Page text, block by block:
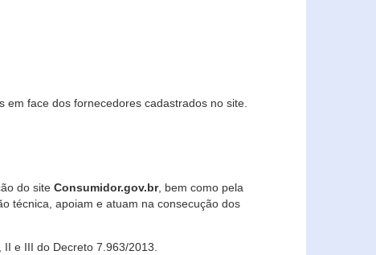
face dos fornecedores cadastrados no site.
do site Consumidor.gov.br, bem como pela
técnica, apoiam e atuam na consecução dos
e III do Decreto 7.963/2013.